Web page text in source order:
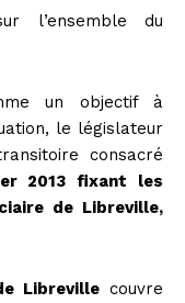
l’ensemble du
un objectif à
le législateur
consacré
2013 fixant les
de Libreville,
Libreville couvre